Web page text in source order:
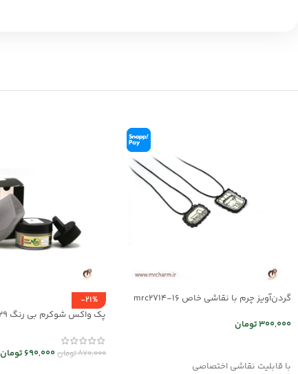
گردن‌آویز چرم با نقاشی خاص mrc2714-16
300,000تومان
با قابلیت نقاشی اختصاصی
-21%
پک واکس شوکرم بی رنگ mrc30029
870,000تومان690,000 تومان